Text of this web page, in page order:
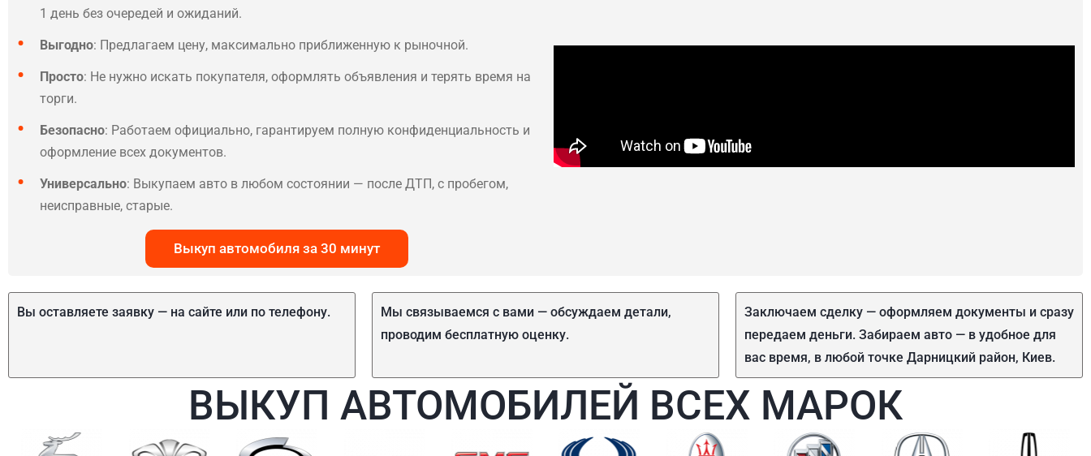
1 день без очередей и ожиданий.
Выгодно: Предлагаем цену, максимально приближенную к рыночной.
Просто: Не нужно искать покупателя, оформлять объявления и терять время на
торги.
Безопасно: Работаем официально, гарантируем полную конфиденциальность и
оформление всех документов.
Универсально: Выкупаем авто в любом состоянии — после ДТП, с пробегом,
неисправные, старые.
Выкуп автомобиля за 30 минут
Вы оставляете заявку — на сайте или по телефону.
Мы связываемся с вами — обсуждаем детали,
проводим бесплатную оценку.
Заключаем сделку — оформляем документы и сразу
передаем деньги. Забираем авто — в удобное для
вас время, в любой точке Дарницкий район, Киев.
ВЫКУП АВТОМОБИЛЕЙ ВСЕХ МАРОК